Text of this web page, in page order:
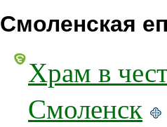
Смоленская
Храм в
Смоленск